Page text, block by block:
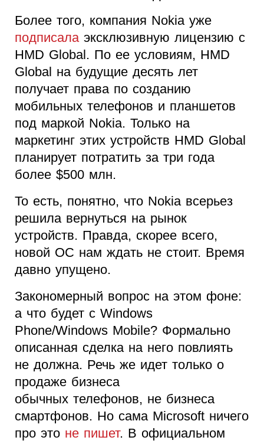
Более того, компания Nokia уже
подписалаэксклюзивную лицензию с
HMD Global. По ее условиям, HMD
Global на будущие десять лет
получает права по созданию
мобильных телефонов и планшетов
под маркой Nokia. Только на
маркетинг этих устройств HMD Global
планирует потратить за три года
более $500 млн.
То есть, понятно, что Nokia всерьез
решила вернуться на рынок
устройств. Правда, скорее всего,
новой ОС нам ждать не стоит. Время
давно упущено.
Закономерный вопрос на этом фоне:
а что будет с Windows
Phone/Windows Mobile? Формально
описанная сделка на него повлиять
не должна. Речь же идет только о
продаже бизнеса
обычных телефонов, не бизнеса
смартфонов. Но сама Microsoft ничего
про это не пишет. В официальном